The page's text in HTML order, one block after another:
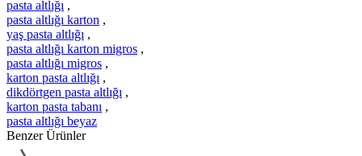
pasta altlığı ,
pasta altlığı karton ,
yaş pasta altlığı ,
pasta altlığı karton migros ,
pasta altlığı migros ,
karton pasta altlığı ,
dikdörtgen pasta altlığı ,
karton pasta tabanı ,
pasta altlığı beyaz
Benzer Ürünler